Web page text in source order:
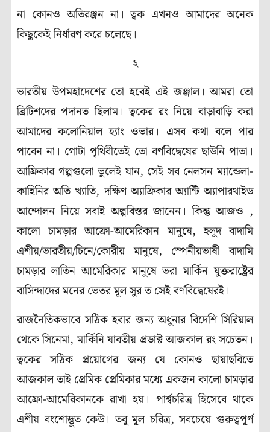
না কোনও অতিরঞ্জন না। ত্বক এখনও আমাদের অনেক
কিছুকেই নির্ধারণ করে চলেছে।
২
ভারতীয় উপমহাদেশের তো হবেই এই জঞ্জাল। আমরা তো
ব্রিটিশদের পদানত ছিলাম। ত্বকের রং নিয়ে বাড়াবাড়ি করা
আমাদের কলোনিয়াল হ্যাং ওভার। এসব কথা বলে পার
পাবেন না। গোটা পৃথিবীতেই তো বর্ণবিদ্বেষের ছাউনি পাতা।
আফ্রিকার গল্পগুলো ভুলেই যান, সেই সব নেলসন ম্যান্ডেলা-
কাহিনির অতি খ্যাতি, দক্ষিণ অ্যাফ্রিকার অ্যান্টি অ্যাপারথাইড
আন্দোলন নিয়ে সবাই অল্পবিস্তর জানেন। কিন্তু আজও ,
কালো চামড়ার আফ্রো-আমেরিকান মানুষে, হলুদ বাদামি
এশীয়/ভারতীয়/চিনে/কোরীয় মানুষে, স্পেনীয়ভাষী বাদামি
চামড়ার লাতিন আমেরিকার মানুষে ভরা মার্কিন যুক্তরাষ্ট্রের
বাসিন্দাদের মনের ভেতর মূল সুর ত সেই বর্ণবিদ্বেষেরই।
রাজনৈতিকভাবে সঠিক হবার জন্য অধুনার বিদেশি সিরিয়াল
থেকে সিনেমা, মার্কিনি যাবতীয় প্রডাক্ট আজকাল রং সচেতন।
ত্বকের সঠিক প্রয়োগের জন্য যে কোনও ছায়াছবিতে
আজকাল তাই প্রেমিক প্রেমিকার মধ্যে একজন কালো চামড়ার
আফ্রো-আমেরিকানকে রাখা হয়। পার্শ্বচরিত্র হিসেবে থাকে
এশীয় বংশোদ্ভুত কেউ। তবু মূল চরিত্র, সবচেয়ে গুরুত্বপূর্ণ